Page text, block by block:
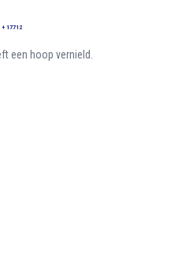
+ 17712
een hoop vernield.